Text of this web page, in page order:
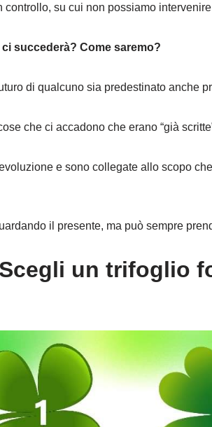
su cui non possiamo
succederà? Come saremo?
di qualcuno sia predestinato anche
che ci accadono che erano “già
e sono collegate allo scopo
il presente, ma può sempre
un trifoglio